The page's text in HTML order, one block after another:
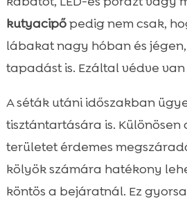
kutyacipőpedig nem csak,
lábakat nagy hóban és
tapadást is. Ezáltal védve
A séták utáni időszakban
tisztántartására is. Különösen
területet érdemes
kölyök számára hatékony
köntös a bejáratnál. Ez